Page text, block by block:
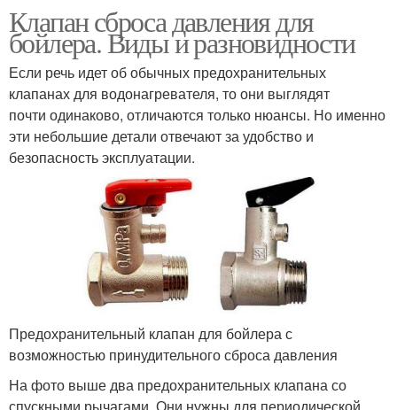
Клапан сброса давления для
бойлера. Виды и разновидности
Если речь идет об обычных предохранительных
клапанах для водонагревателя, то они выглядят
почти одинаково, отличаются только нюансы. Но именно
эти небольшие детали отвечают за удобство и
безопасность эксплуатации.
Предохранительный клапан для бойлера с
возможностью принудительного сброса давления
На фото выше два предохранительных клапана со
спускными рычагами. Они нужны для периодической